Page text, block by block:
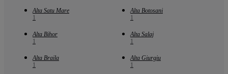
Alta Satu Mare
1
Alta Botosani
1
Alta Bihor
1
Alta Salaj
1
Alta Braila
1
Alta Giurgiu
1